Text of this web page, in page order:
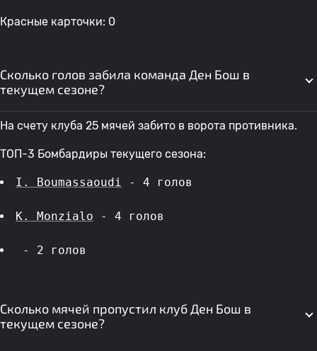
Красные карточки: 0
Сколько голов забила команда Ден Бош в
текущем сезоне?
На счету клуба 25 мячей забито в ворота противника.
ТОП-3 Бомбардиры текущего сезона:
I. Boumassaoudi - 4 голов
K. Monzialo - 4 голов
- 2 голов
Сколько мячей пропустил клуб Ден Бош в
текущем сезоне?